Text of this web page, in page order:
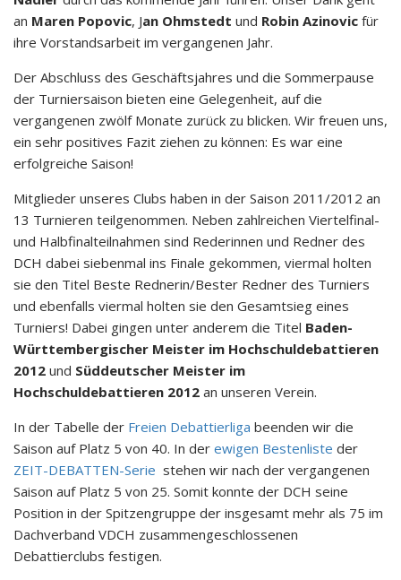
an Maren Popovic, Jan Ohmstedt und Robin Azinovic für
ihre Vorstandsarbeit im vergangenen Jahr.
Der Abschluss des Geschäftsjahres und die Sommerpause
der Turniersaison bieten eine Gelegenheit, auf die
vergangenen zwölf Monate zurück zu blicken. Wir freuen uns,
ein sehr positives Fazit ziehen zu können: Es war eine
erfolgreiche Saison!
Mitglieder unseres Clubs haben in der Saison 2011/2012 an
13 Turnieren teilgenommen. Neben zahlreichen Viertelfinal-
und Halbfinalteilnahmen sind Rederinnen und Redner des
DCH dabei siebenmal ins Finale gekommen, viermal holten
sie den Titel Beste Rednerin/Bester Redner des Turniers
und ebenfalls viermal holten sie den Gesamtsieg eines
Turniers! Dabei gingen unter anderem die Titel Baden-
Württembergischer Meister im Hochschuldebattieren
2012 und Süddeutscher Meister im
Hochschuldebattieren 2012 an unseren Verein.
In der Tabelle der Freien Debattierliga beenden wir die
Saison auf Platz 5 von 40. In der ewigen Bestenliste der
ZEIT-DEBATTEN-Serie stehen wir nach der vergangenen
Saison auf Platz 5 von 25. Somit konnte der DCH seine
Position in der Spitzengruppe der insgesamt mehr als 75 im
Dachverband VDCH zusammengeschlossenen
Debattierclubs festigen.